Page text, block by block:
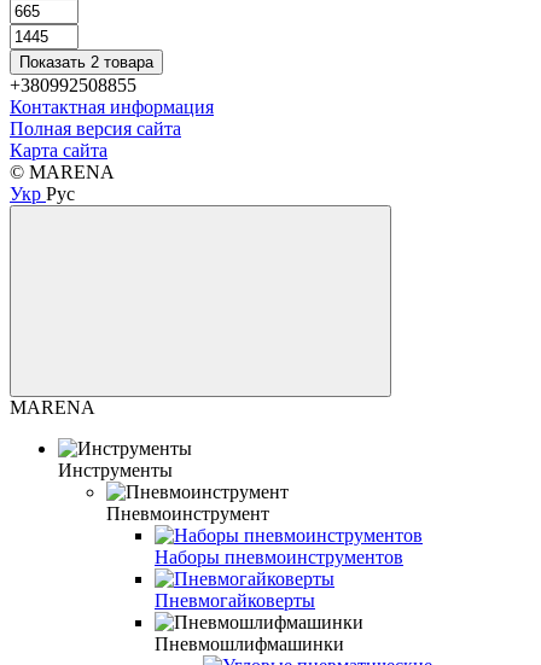
Показать 2 товара
+380992508855
Контактная информация
Полная версия сайта
Карта сайта
© MARENA
Укр Рус
MARENA
Инструменты
Пневмоинструмент
Наборы пневмоинструментов
Пневмогайковерты
Пневмошлифмашинки